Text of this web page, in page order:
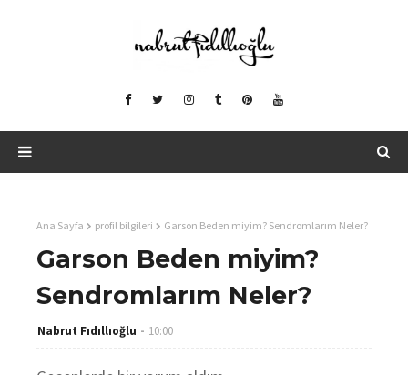
Ana Sayfa profil bilgileri Garson Beden miyim? Sendromlarım Neler?
Garson Beden miyim?
Sendromlarım Neler?
Nabrut Fıdıllıoğlu 10:00